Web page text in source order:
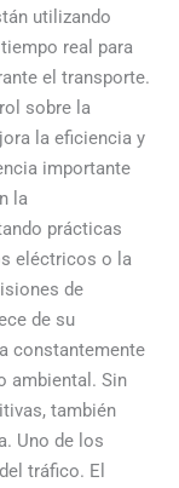
utilizando
real para
el transporte.
sobre la
la eficiencia y
importante
la
prácticas
eléctricos o la
de
de su
constantemente
ambiental. Sin
también
Uno de los
tráfico. El